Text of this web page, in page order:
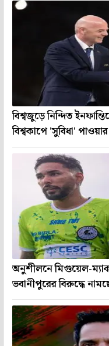
বিশ্বজুড়ে নিন্দিত
বিশ্বকাপে 'সুবিধা'
অনুশীলনে মিগুয়েল-
ভবানীপুরের বিরুদ্ধে